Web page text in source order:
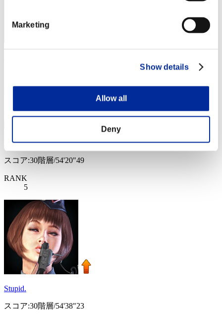
Marketing
Show details
Allow all
Deny
Dfactor
スコア:30階層/54'20"49
RANK
5
Stupid.
スコア:30階層/54'38"23